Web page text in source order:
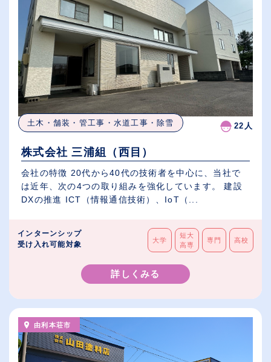
土木・舗装・管工事・水道工事・除雪 22人
株式会社 三浦組（西目）
会社の特徴 20代から40代の技術者を中心に、当社で
は近年、次の4つの取り組みを強化しています。 建設
DXの推進 ICT（情報通信技術）、IoT（...
インターンシップ
受け入れ可能対象
大学
短大
高専
専門 高校
詳しくみる
由利本荘市